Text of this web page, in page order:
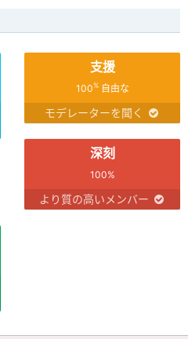
支援
100%自由な
モデレーターを聞く
深刻
100%
より質の高いメンバー